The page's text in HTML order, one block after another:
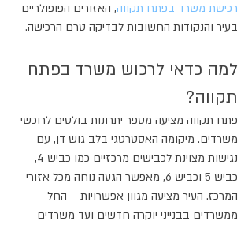
רכישת משרד בפתח תקווה, האזורים הפופולריים
בעיר והנקודות החשובות לבדיקה טרם הרכישה.
למה כדאי לרכוש משרד בפתח
תקווה?
פתח תקווה מציעה מספר יתרונות בולטים לרוכשי
משרדים. מיקומה האסטרטגי בלב גוש דן, עם
נגישות מצוינת לכבישים מרכזיים כמו כביש 4,
כביש 5 וכביש 6, מאפשר הגעה נוחה מכל אזורי
המרכז. העיר מציעה מגוון אפשרויות – החל
ממשרדים בבנייני יוקרה חדשים ועד משרדים